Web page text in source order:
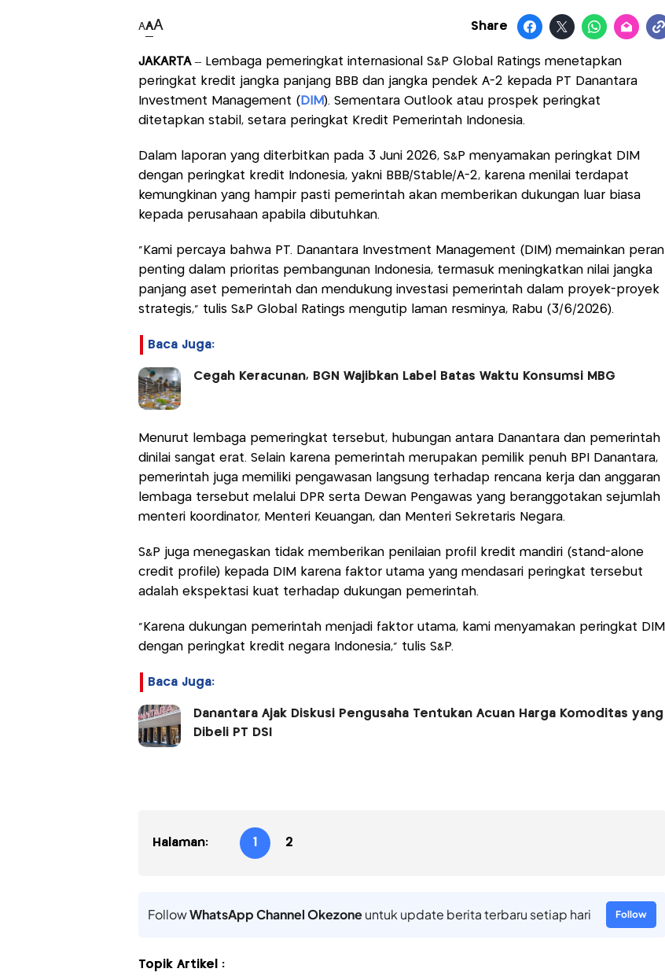
AAA Share
JAKARTA– Lembaga pemeringkat internasional S&P Global Ratings menetapkan
peringkat kredit jangka panjang BBB dan jangka pendek A-2 kepada PT Danantara
Investment Management ( DIM ). Sementara Outlook atau prospek peringkat
ditetapkan stabil, setara peringkat Kredit Pemerintah Indonesia.
Dalam laporan yang diterbitkan pada 3 Juni 2026, S&P menyamakan peringkat DIM
dengan peringkat kredit Indonesia, yakni BBB/Stable/A-2, karena menilai terdapat
kemungkinan yang hampir pasti pemerintah akan memberikan dukungan luar biasa
kepada perusahaan apabila dibutuhkan.
"Kami percaya bahwa PT. Danantara Investment Management (DIM) memainkan peran
penting dalam prioritas pembangunan Indonesia, termasuk meningkatkan nilai jangka
panjang aset pemerintah dan mendukung investasi pemerintah dalam proyek-proyek
strategis," tulis S&P Global Ratings mengutip laman resminya, Rabu (3/6/2026).
Baca Juga:
Cegah Keracunan, BGN Wajibkan Label Batas Waktu Konsumsi MBG
Menurut lembaga pemeringkat tersebut, hubungan antara Danantara dan pemerintah
dinilai sangat erat. Selain karena pemerintah merupakan pemilik penuh BPI Danantara,
pemerintah juga memiliki pengawasan langsung terhadap rencana kerja dan anggaran
lembaga tersebut melalui DPR serta Dewan Pengawas yang beranggotakan sejumlah
menteri koordinator, Menteri Keuangan, dan Menteri Sekretaris Negara.
S&P juga menegaskan tidak memberikan penilaian profil kredit mandiri (stand-alone
credit profile) kepada DIM karena faktor utama yang mendasari peringkat tersebut
adalah ekspektasi kuat terhadap dukungan pemerintah.
"Karena dukungan pemerintah menjadi faktor utama, kami menyamakan peringkat DIM
dengan peringkat kredit negara Indonesia," tulis S&P.
Baca Juga:
Danantara Ajak Diskusi Pengusaha Tentukan Acuan Harga Komoditas yang
Dibeli PT DSI
Halaman: 1 2
FollowWhatsApp Channel Okezoneuntuk update berita terbaru setiap hari Follow
Topik Artikel :